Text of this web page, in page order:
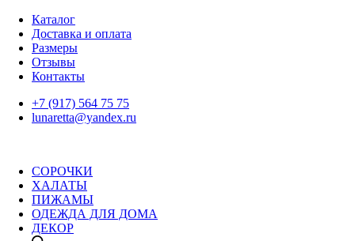
Skip
content
Каталог
Доставка и оплата
Размеры
Отзывы
Контакты
+7 (917) 564 75 75
lunaretta@yandex.ru
СОРОЧКИ
ХАЛАТЫ
ПИЖАМЫ
ОДЕЖДА ДЛЯ ДОМА
ДЕКОР